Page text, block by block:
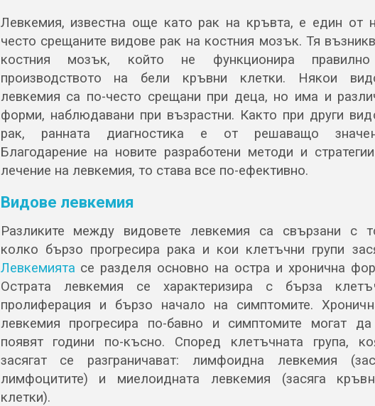
Левкемия, известна още като рак на кръвта, е един от
често срещаните видове рак на костния мозък. Тя
костния мозък, който не функционира
производството на бели кръвни клетки. Някои
левкемия са по-често срещани при деца, но има и
форми, наблюдавани при възрастни. Както при други
рак, ранната диагностика е от решаващо
Благодарение на новите разработени методи и стратегии
лечение на левкемия, то става все по-ефективно.
Видове левкемия
Разликите между видовете левкемия са свързани с
колко бързо прогресира рака и кои клетъчни групи
Левкемията се разделя основно на остра и хронична
Острата левкемия се характеризира с бърза
пролиферация и бързо начало на симптомите.
левкемия прогресира по-бавно и симптомите могат
появят години по-късно. Според клетъчната група,
засягат се разграничават: лимфоидна левкемия
лимфоцитите) и миелоидната левкемия (засяга
клетки).